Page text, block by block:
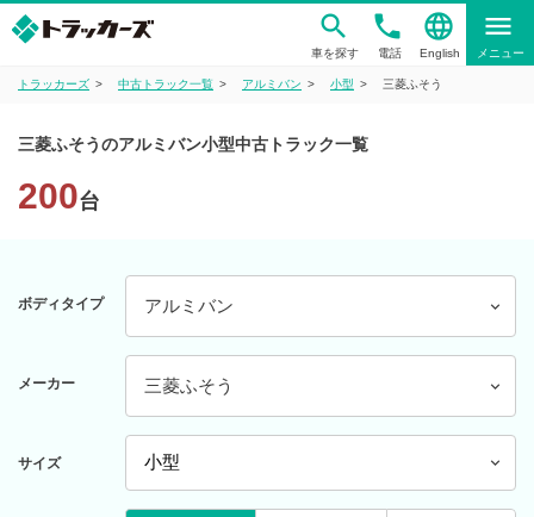
車を探す
phone
電話
language
English
menu
メニュー
トラッカーズ 中古トラック一覧 アルミバン 小型 三菱ふそう
三菱ふそうのアルミバン小型中古トラック一覧
200台
ボディタイプ アルミバン
メーカー 三菱ふそう
サイズ